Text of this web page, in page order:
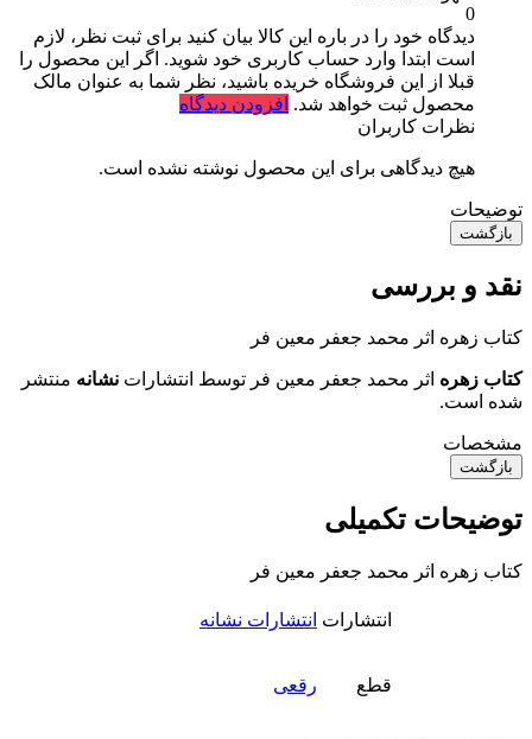
0
دیدگاه خود را در باره این کالا بیان کنید برای ثبت نظر، لازم
است ابتدا وارد حساب کاربری خود شوید. اگر این محصول را
قبلا از این فروشگاه خریده باشید، نظر شما به عنوان مالک
محصول ثبت خواهد شد. افزودن دیدگاه
نظرات کاربران
هیچ دیدگاهی برای این محصول نوشته نشده است.
توضیحات
بازگشت
نقد و بررسی
کتاب زهره اثر محمد جعفر معین فر
کتاب زهره اثر محمد جعفر معین فر توسط انتشارات نشانه منتشر
شده است.
مشخصات
بازگشت
توضیحات تکمیلی
کتاب زهره اثر محمد جعفر معین فر
انتشارات انتشارات نشانه
قطع رقعی